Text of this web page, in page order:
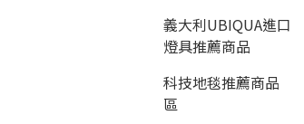
義大利UBIQUA進口
燈具推薦商品
科技地毯推薦商品
區